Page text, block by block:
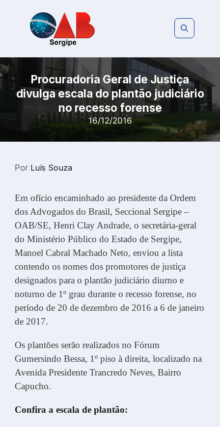
Procuradoria Geral de Justiça
divulga escala do plantão judiciário
no recesso forense
16/12/2016
Por Luís Souza
Em ofício encaminhado ao presidente da Ordem
dos Advogados do Brasil, Seccional Sergipe –
OAB/SE, Henri Clay Andrade, o secretária-geral
do Ministério Público do Estado de Sergipe,
Manoel Cabral Machado Neto, enviou a lista
contendo os nomes dos promotores de justiça
designados para o plantão judiciário diurno e
noturno de 1º grau durante o recesso forense, no
período de 20 de dezembro de 2016 a 6 de janeiro
de 2017.
Os plantões serão realizados no Fórum
Gumersindo Bessa, 1º piso à direita, localizado na
Avenida Presidente Trancredo Neves, Bairro
Capucho.
Confira a escala de plantão: